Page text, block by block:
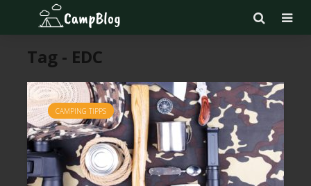
Tag - EDC
CAMPING TIPPS